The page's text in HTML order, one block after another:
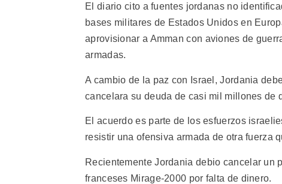
El diario cito a fuentes jordanas no
bases militares de Estados Unidos en
aprovisionar a Amman con aviones de
armadas.
A cambio de la paz con Israel, Jordania
cancelara su deuda de casi mil millones de
El acuerdo es parte de los esfuerzos
resistir una ofensiva armada de otra fuerza
Recientemente Jordania debio cancelar un
franceses Mirage-2000 por falta de dinero.